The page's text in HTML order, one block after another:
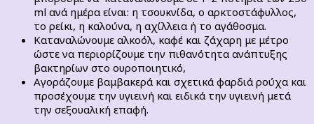
ml ανά ημέρα είναι: η τσουκνίδα, ο αρκτοστάφυλλος,
το ρείκι, η καλούνα, η αχίλλεια ή το αγάθοσμα.
Καταναλώνουμε αλκοόλ, καφέ και ζάχαρη με μέτρο
ώστε να περιορίζουμε την πιθανότητα ανάπτυξης
βακτηρίων στο ουροποιητικό,
Αγοράζουμε βαμβακερά και σχετικά φαρδιά ρούχα και
προσέχουμε την υγιεινή και ειδικά την υγιεινή μετά
την σεξουαλική επαφή.